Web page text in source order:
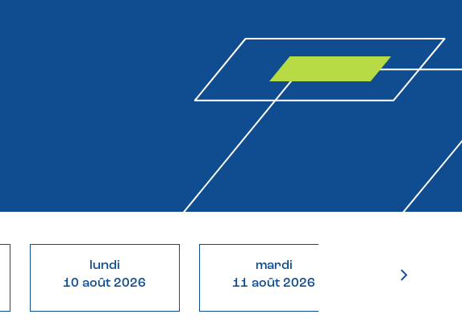
lundi
10 août 2026
mardi
11 août 2026
12 août